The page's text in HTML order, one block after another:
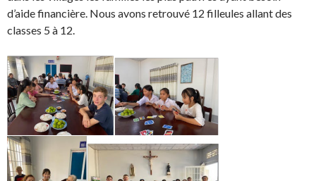
d’aide financière. Nous avons retrouvé 12 filleules allant des
classes 5 à 12.